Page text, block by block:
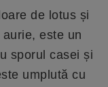
de lotus și
este un
sporul casei și
umplută cu